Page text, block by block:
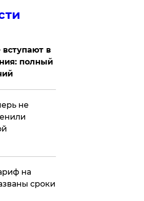
вступают в
полный
не
на
сроки